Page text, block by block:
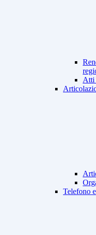
Atti
Telefono